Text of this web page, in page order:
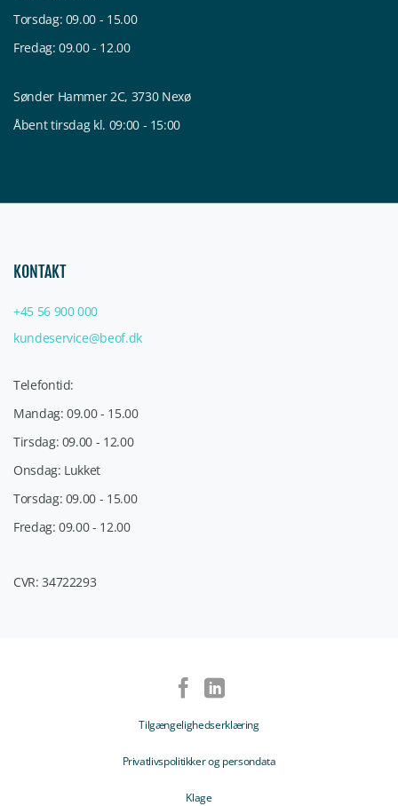
Torsdag: 09.00 - 15.00
Fredag: 09.00 - 12.00
Sønder Hammer 2C, 3730 Nexø
Åbent tirsdag kl. 09:00 - 15:00
KONTAKT
+45 56 900 000
kundeservice@beof.dk
Telefontid:
Mandag: 09.00 - 15.00
Tirsdag: 09.00 - 12.00
Onsdag: Lukket
Torsdag: 09.00 - 15.00
Fredag: 09.00 - 12.00
CVR: 34722293
Tilgængelighedserklæring
Privatlivspolitikker og persondata
Klage